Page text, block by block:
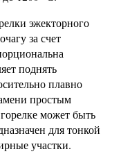
эжекторного
за счет
поднять
плавно
простым
может быть
для тонкой
участки.